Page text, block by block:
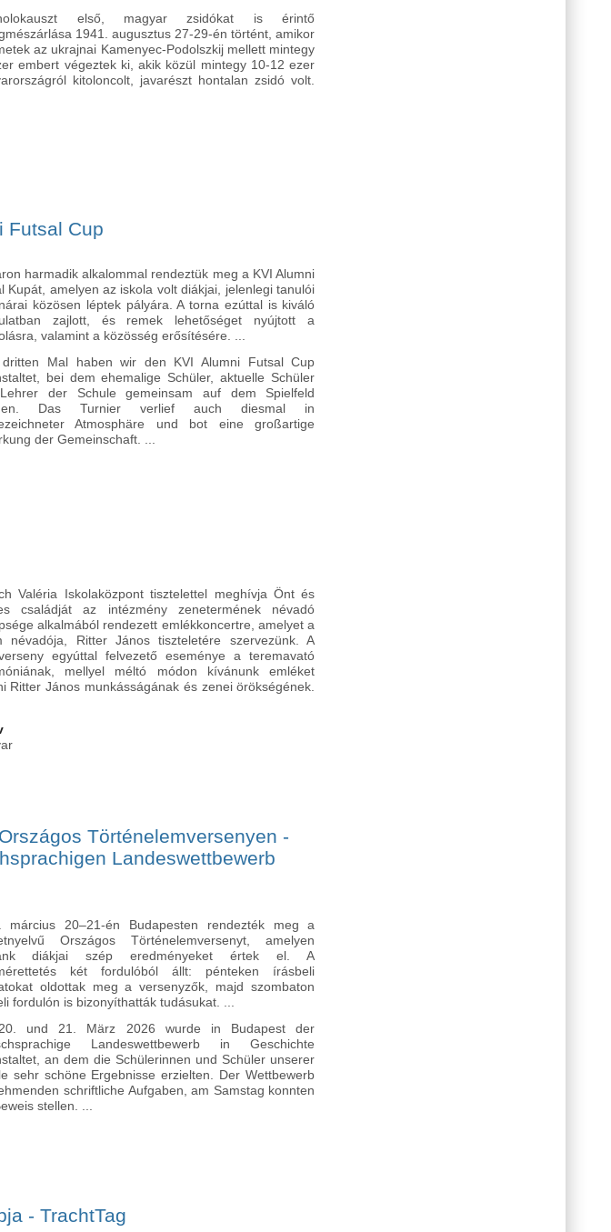
első, magyar zsidókat is érintő
1941. augusztus 27-29-én történt, amikor
az ukrajnai Kamenyec-Podolszkij mellett mintegy
embert végeztek ki, akik közül mintegy 10-12 ezer
kitoloncolt, javarészt hontalan zsidó volt.
emléknapja – április 16. tartalommal kapcsolatosan
Futsal Cup
harmadik alkalommal rendeztük meg a KVI Alumni
Kupát, amelyen az iskola volt diákjai, jelenlegi tanulói
közösen léptek pályára. A torna ezúttal is kiváló
zajlott, és remek lehetőséget nyújtott a
valamint a közösség erősítésére. ...
Mal haben wir den KVI Alumni Futsal Cup
bei dem ehemalige Schüler, aktuelle Schüler
der Schule gemeinsam auf dem Spielfeld
Das Turnier verlief auch diesmal in
Atmosphäre und bot eine großartige
der Gemeinschaft. ...
Futsal Cup tartalommal kapcsolatosan
Valéria Iskolaközpont tisztelettel meghívja Önt és
családját az intézmény zenetermének névadó
alkalmából rendezett emlékkoncertre, amelyet a
névadója, Ritter János tiszteletére szervezünk. A
egyúttal felvezető eseménye a teremavató
mellyel méltó módon kívánunk emléket
Ritter János munkásságának és zenei örökségének.
kapcsolatosan
Történelemversenyen -
Landeswettbewerb
március 20–21-én Budapesten rendezték meg a
Országos Történelemversenyt, amelyen
diákjai szép eredményeket értek el. A
két fordulóból állt: pénteken írásbeli
oldottak meg a versenyzők, majd szombaton
fordulón is bizonyíthatták tudásukat. ...
und 21. März 2026 wurde in Budapest der
Landeswettbewerb in Geschichte
an dem die Schülerinnen und Schüler unserer
sehr schöne Ergebnisse erzielten. Der Wettbewerb
schriftliche Aufgaben, am Samstag konnten
stellen. ...
Történelemversenyen - Herausragende Erfolge beim deutschsprachigen Landeswettbewerb
- TrachtTag